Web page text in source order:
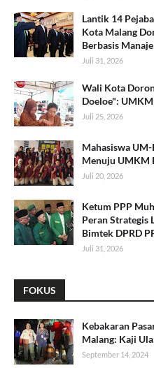
Lantik 14
Kota Malang
Berbasis
Juli 31, 2026
Wali Kota
Doeloe":
Juli 25, 2026
Mahasiswa
Menuju UMKM
Juli 20, 2026
Ketum PPP
Peran Strategis
Bimtek DPRD
Juli 31, 2026
FOKUS
Kebakaran
Malang: Kaji
September 14, 2024